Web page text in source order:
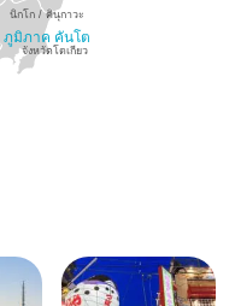
ภูมิภาค คันโต
นิกโก / คินุกาวะ
จังหวัดโตเกียว